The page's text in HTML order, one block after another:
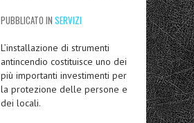
PUBBLICATO IN SERVIZI
L’installazione di strumenti
antincendio costituisce uno dei
più importanti investimenti per
la protezione delle persone e
dei locali.